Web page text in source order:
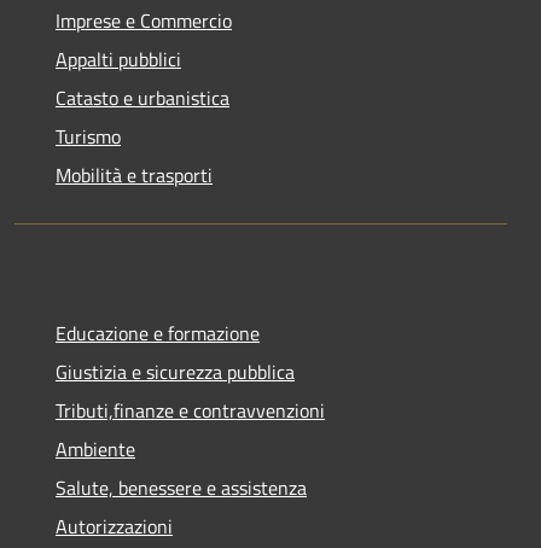
Imprese e Commercio
Appalti pubblici
Catasto e urbanistica
Turismo
Mobilità e trasporti
Educazione e formazione
Giustizia e sicurezza pubblica
Tributi,finanze e contravvenzioni
Ambiente
Salute, benessere e assistenza
Autorizzazioni